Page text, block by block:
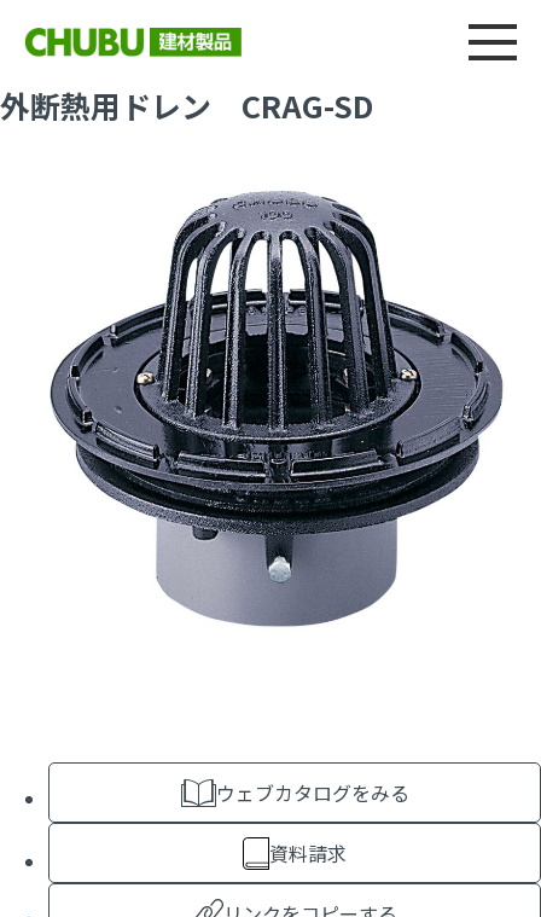
総合
外断熱用ドレン CRAG-SD
ウェブカタログをみる
資料請求